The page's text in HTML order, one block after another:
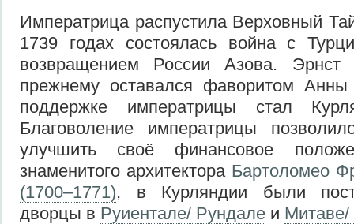
Императрица распустила Верховный
1739 годах состоялась война с
возвращением России Азова.
прежнему оставался фаворитом
поддержке императрицы стал
Благоволение императрицы
улучшить своё финансовое
знаменитого архитектора Бартоломео
(1700–1771), в Курляндии были
дворцы в Руиентале/ Рундале и Митаве/